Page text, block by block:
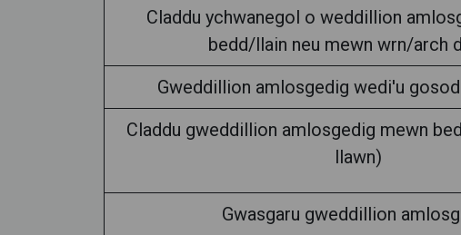
Claddu ychwanegol o weddillion
bedd/llain neu mewn wrn/arch
Gweddillion amlosgedig wedi'u
Claddu gweddillion amlosgedig mewn
llawn)
Gwasgaru gweddillion